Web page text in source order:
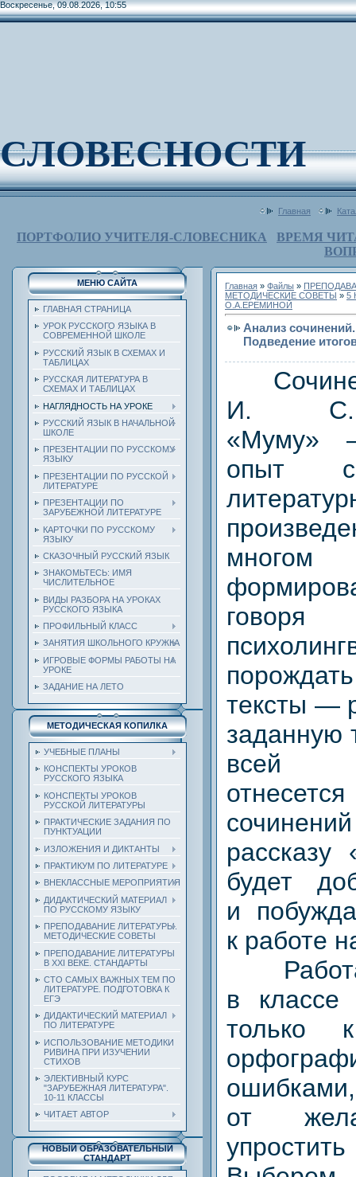
Воскресенье, 09.08.2026, 10:55
СЛОВЕСНОСТИ
Главная
ПОРТФОЛИО УЧИТЕЛЯ-СЛОВЕСНИКА
ВРЕМЯ
МЕНЮ САЙТА
ГЛАВНАЯ СТРАНИЦА
УРОК РУССКОГО ЯЗЫКА В
СОВРЕМЕННОЙ ШКОЛЕ
РУССКИЙ ЯЗЫК В СХЕМАХ И
ТАБЛИЦАХ
РУССКАЯ ЛИТЕРАТУРА В
СХЕМАХ И ТАБЛИЦАХ
НАГЛЯДНОСТЬ НА УРОКЕ
РУССКИЙ ЯЗЫК В НАЧАЛЬНОЙ
ШКОЛЕ
ПРЕЗЕНТАЦИИ ПО РУССКОМУ
ЯЗЫКУ
ПРЕЗЕНТАЦИИ ПО РУССКОЙ
ЛИТЕРАТУРЕ
ПРЕЗЕНТАЦИИ ПО
ЗАРУБЕЖНОЙ ЛИТЕРАТУРЕ
КАРТОЧКИ ПО РУССКОМУ
ЯЗЫКУ
СКАЗОЧНЫЙ РУССКИЙ ЯЗЫК
ЗНАКОМЬТЕСЬ: ИМЯ
ЧИСЛИТЕЛЬНОЕ
ВИДЫ РАЗБОРА НА УРОКАХ
РУССКОГО ЯЗЫКА
ПРОФИЛЬНЫЙ КЛАСС
ЗАНЯТИЯ ШКОЛЬНОГО КРУЖКА
ИГРОВЫЕ ФОРМЫ РАБОТЫ НА
УРОКЕ
ЗАДАНИЕ НА ЛЕТО
МЕТОДИЧЕСКАЯ КОПИЛКА
УЧЕБНЫЕ ПЛАНЫ
КОНСПЕКТЫ УРОКОВ
РУССКОГО ЯЗЫКА
КОНСПЕКТЫ УРОКОВ
РУССКОЙ ЛИТЕРАТУРЫ
ПРАКТИЧЕСКИЕ ЗАДАНИЯ ПО
ПУНКТУАЦИИ
ИЗЛОЖЕНИЯ И ДИКТАНТЫ
ПРАКТИКУМ ПО ЛИТЕРАТУРЕ
ВНЕКЛАССНЫЕ МЕРОПРИЯТИЯ
ДИДАКТИЧЕСКИЙ МАТЕРИАЛ
ПО РУССКОМУ ЯЗЫКУ
ПРЕПОДАВАНИЕ ЛИТЕРАТУРЫ.
МЕТОДИЧЕСКИЕ СОВЕТЫ
ПРЕПОДАВАНИЕ ЛИТЕРАТУРЫ
В XXI ВЕКЕ. СТАНДАРТЫ
СТО САМЫХ ВАЖНЫХ ТЕМ ПО
ЛИТЕРАТУРЕ. ПОДГОТОВКА К
ЕГЭ
ДИДАКТИЧЕСКИЙ МАТЕРИАЛ
ПО ЛИТЕРАТУРЕ
ИСПОЛЬЗОВАНИЕ МЕТОДИКИ
РИВИНА ПРИ ИЗУЧЕНИИ
СТИХОВ
ЭЛЕКТИВНЫЙ КУРС
"ЗАРУБЕЖНАЯ ЛИТЕРАТУРА".
10-11 КЛАССЫ
ЧИТАЕТ АВТОР
НОВЫЙ ОБРАЗОВАТЕЛЬНЫЙ
СТАНДАРТ
Главная » Файлы »
МЕТОДИЧЕСКИЕ СОВЕТЫ » 5
О.А.ЕРЕМИНОЙ
Анализ
Подведение
И. С.
«Муму»
опыт
говоря
порождать
тексты —
заданную
всей
будет
и
к работе
Работа
в классе
только
от